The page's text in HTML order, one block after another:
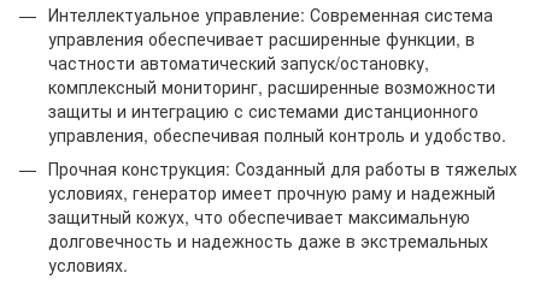
Интеллектуальное управление: Современная система
управления обеспечивает расширенные функции, в
частности автоматический запуск/остановку,
комплексный мониторинг, расширенные возможности
защиты и интеграцию с системами дистанционного
управления, обеспечивая полный контроль и удобство.
Прочная конструкция: Созданный для работы в тяжелых
условиях, генератор имеет прочную раму и надежный
защитный кожух, что обеспечивает максимальную
долговечность и надежность даже в экстремальных
условиях.